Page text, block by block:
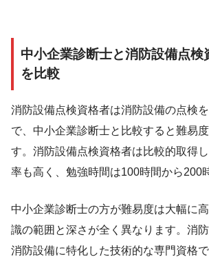
中小企業診断士と消防設備点検
を比較
消防設備点検資格者は消防設備の点検
で、中小企業診断士と比較すると難易
す。消防設備点検資格者は比較的取得
率も高く、勉強時間は100時間から200
中小企業診断士の方が難易度は大幅に
識の範囲と深さが全く異なります。消
消防設備に特化した技術的な専門資格